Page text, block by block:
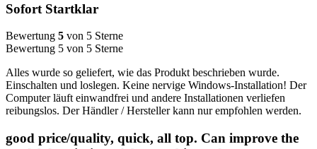
Sofort Startklar
Bewertung 5 von 5 Sterne
Bewertung 5 von 5 Sterne
Alles wurde so geliefert, wie das Produkt beschrieben wurde.
Einschalten und loslegen. Keine nervige Windows-Installation! Der
Computer läuft einwandfrei und andere Installationen verliefen
reibungslos. Der Händler / Hersteller kann nur empfohlen werden.
good price/quality, quick, all top. Can improve the